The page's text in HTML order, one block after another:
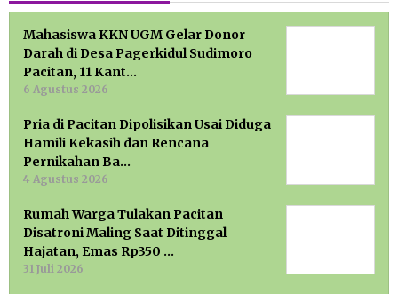
Mahasiswa KKN UGM Gelar Donor
Darah di Desa Pagerkidul Sudimoro
Pacitan, 11 Kant…
6 Agustus 2026
Pria di Pacitan Dipolisikan Usai Diduga
Hamili Kekasih dan Rencana
Pernikahan Ba…
4 Agustus 2026
Rumah Warga Tulakan Pacitan
Disatroni Maling Saat Ditinggal
Hajatan, Emas Rp350 …
31 Juli 2026